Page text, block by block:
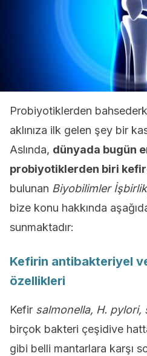
Probiyotiklerden
aklınıza ilk gelen şey bir
Aslında, dünyada bugün
probiyotiklerden biri
bulunan Biyobilimler
bize konu hakkında
sunmaktadır:
Kefirin antibakteriyel
özellikleri
Kefir salmonella, H. pylori,
birçok bakteri çeşidive
gibi belli mantarlara karşı